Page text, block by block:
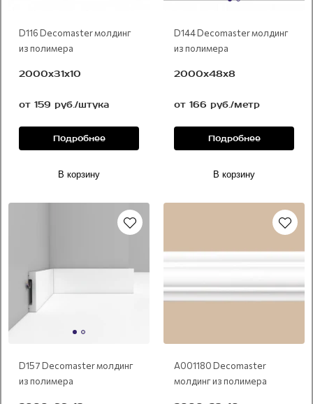
D116 Decomaster молдинг
из полимера
2000х31х10
от 159 руб./штука
Подробнее
В корзину
D144 Decomaster молдинг
из полимера
2000х48х8
от 166 руб./метр
Подробнее
В корзину
D157 Decomaster молдинг
из полимера
А001180 Decomaster
молдинг из полимера